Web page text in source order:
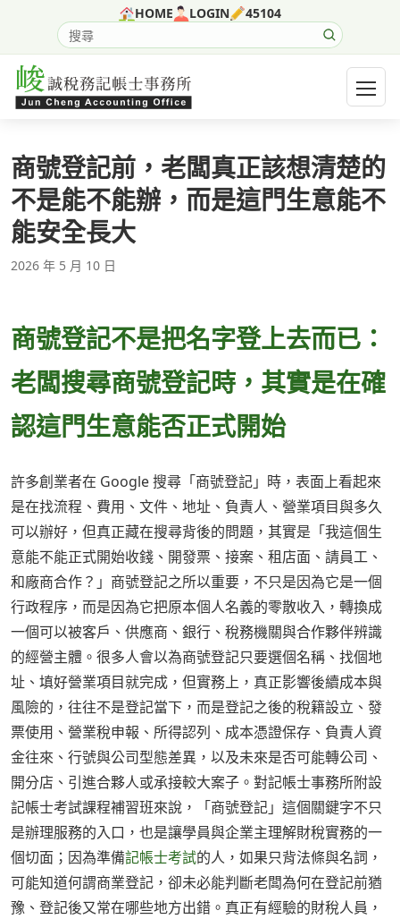
HOME LOGIN 45104
搜尋網站內容
開啟
商號登記前，老闆真正該想清楚的
不是能不能辦，而是這門生意能不
能安全長大
2026 年 5 月 10 日
商號登記不是把名字登上去而已：
老闆搜尋商號登記時，其實是在確
認這門生意能否正式開始
許多創業者在 Google 搜尋「商號登記」時，表面上看起來
是在找流程、費用、文件、地址、負責人、營業項目與多久
可以辦好，但真正藏在搜尋背後的問題，其實是「我這個生
意能不能正式開始收錢、開發票、接案、租店面、請員工、
和廠商合作？」商號登記之所以重要，不只是因為它是一個
行政程序，而是因為它把原本個人名義的零散收入，轉換成
一個可以被客戶、供應商、銀行、稅務機關與合作夥伴辨識
的經營主體。很多人會以為商號登記只要選個名稱、找個地
址、填好營業項目就完成，但實務上，真正影響後續成本與
風險的，往往不是登記當下，而是登記之後的稅籍設立、發
票使用、營業稅申報、所得認列、成本憑證保存、負責人資
金往來、行號與公司型態差異，以及未來是否可能轉公司、
開分店、引進合夥人或承接較大案子。對記帳士事務所附設
記帳士考試課程補習班來說，「商號登記」這個關鍵字不只
是辦理服務的入口，也是讓學員與企業主理解財稅實務的一
個切面；因為準備記帳士考試的人，如果只背法條與名詞，
可能知道何謂商業登記，卻未必能判斷老闆為何在登記前猶
豫、登記後又常在哪些地方出錯。真正有經驗的財稅人員，